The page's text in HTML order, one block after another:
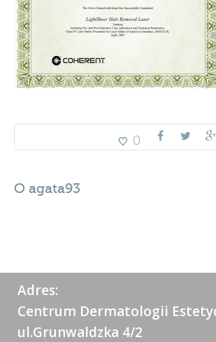
0
O agata93
Adres:
Centrum Dermatologii
ul.Grunwaldzka 4/2